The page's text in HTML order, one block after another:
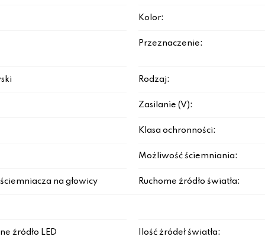
Kolor:
Przeznaczenie:
Rodzaj:
Zasilanie (V):
Klasa ochronności:
Możliwość ściemniania:
na głowicy Ruchome źródło światła:
źródło LED Ilość źródeł światła: